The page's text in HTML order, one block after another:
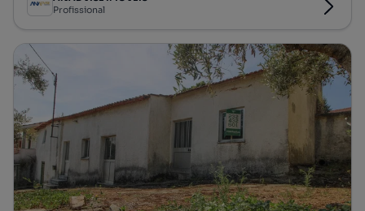
Profissional